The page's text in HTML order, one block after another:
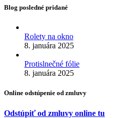
Blog posledné pridané
Rolety na okno
8. januára 2025
Protislnečné fólie
8. januára 2025
Online odstúpenie od zmluvy
Odstúpiť od zmluvy online tu